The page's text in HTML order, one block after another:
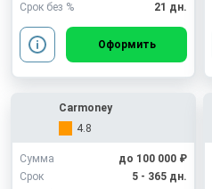
Срок без %
21 дн.
Оформить
Carmoney
4.8
Сумма
до 100 000 ₽
Срок
5 - 365 дн.